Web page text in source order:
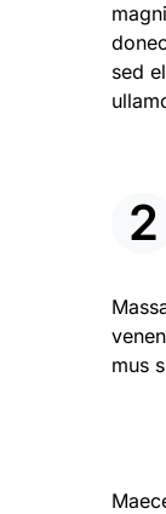
sed
mus